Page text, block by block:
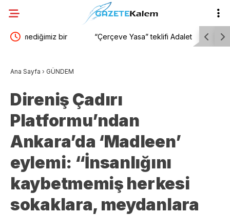
“Çerçeve Yasa” teklifi Adalet Komisyonu’nda… AK Çeşme
Ana Sayfa › GÜNDEM
Direniş Çadırı
Platformu’ndan
Ankara’da ‘Madleen’
eylemi: “İnsanlığını
kaybetmemiş herkesi
sokaklara, meydanlara